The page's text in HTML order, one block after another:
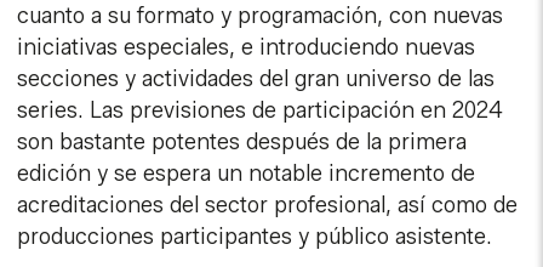
cuanto a su formato y programación, con nuevas
iniciativas especiales, e introduciendo nuevas
secciones y actividades del gran universo de las
series. Las previsiones de participación en 2024
son bastante potentes después de la primera
edición y se espera un notable incremento de
acreditaciones del sector profesional, así como de
producciones participantes y público asistente.